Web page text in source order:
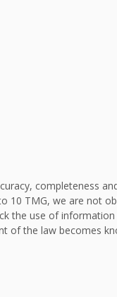
completeness
10 TMG, we are not
the use of
of the law becomes